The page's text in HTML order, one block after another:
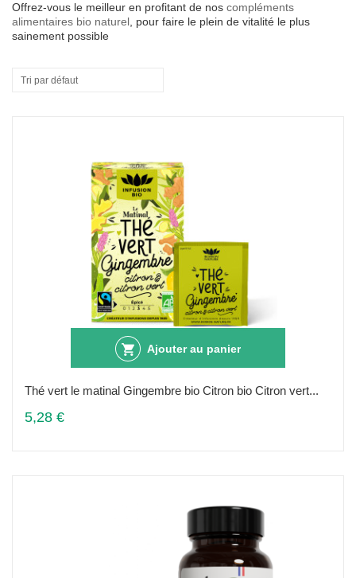
Offrez-vous le meilleur en profitant de nos compléments
alimentaires bio naturel , pour faire le plein de vitalité le plus
sainement possible
Tri par défaut
Ajouter au panier
Thé vert le matinal Gingembre bio Citron bio Citron vert...
5,28 €